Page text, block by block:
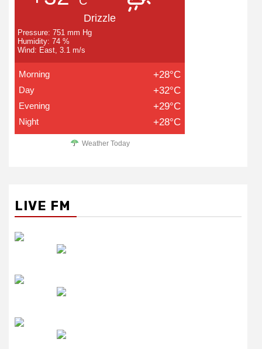
Drizzle
Pressure: 751 mm Hg
Humidity: 74 %
Wind: East, 3.1 m/s
Morning +28°C
Day +32°C
Evening +29°C
Night +28°C
Weather Today
LIVE FM